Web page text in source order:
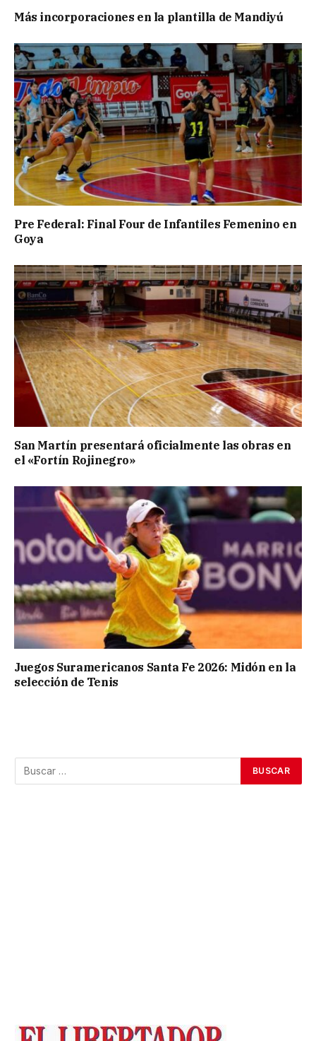
Más incorporaciones en la plantilla de Mandiyú
Pre Federal: Final Four de Infantiles Femenino en
Goya
San Martín presentará oficialmente las obras en
el «Fortín Rojinegro»
Juegos Suramericanos Santa Fe 2026: Midón en la
selección de Tenis